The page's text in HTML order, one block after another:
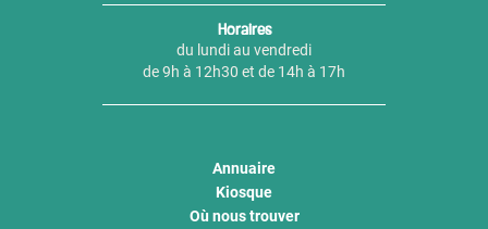
Horaires
du lundi au vendredi
de 9h à 12h30 et de 14h à 17h
Annuaire
Kiosque
Où nous trouver